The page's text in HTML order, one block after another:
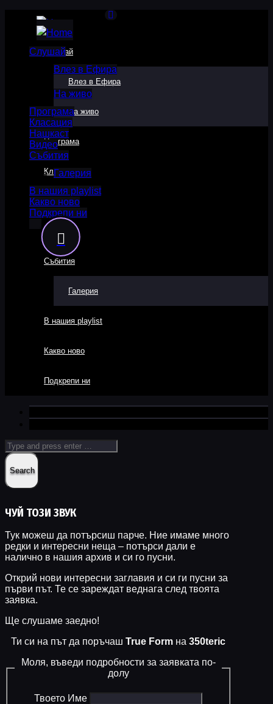
Слушай
Влез в Ефира
На живо
Програма
Класация
Нашкаст
Видео
Събития
Галерия
В нашия playlist
Какво ново
Подкрепи ни
Слушай
Влез в Ефира
На живо
Програма
Класация
Нашкаст
Видео
Събития
Галерия
В нашия playlist
Какво ново
Подкрепи ни
ЧУЙ ТОЗИ ЗВУК
Тук можеш да потърсиш парче. Ние имаме много
редки и интересни неща – потърси дали е
налично в нашия архив и си го пусни.
Открий нови интересни заглавия и си ги пусни за
първи път. Те се зареждат веднага след твоята
заявка.
Ще слушаме заедно!
Ти си на път да поръчаш True Form на 350teric
Моля, въведи подробности за заявката по-
долу
Твоето Име